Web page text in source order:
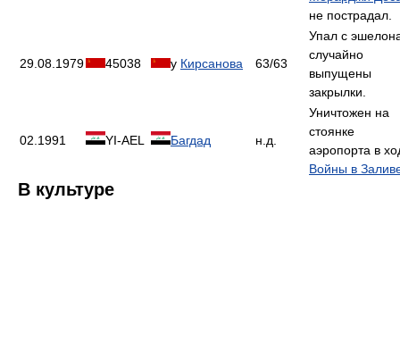
не пострадал.
29.08.1979 45038 у Кирсанова 63/63
Упал с
случайно
выпущены
закрылки.
02.1991 YI-AEL Багдад н.д.
Уничтожен на
стоянке
аэропорта в
Войны в
В культуре